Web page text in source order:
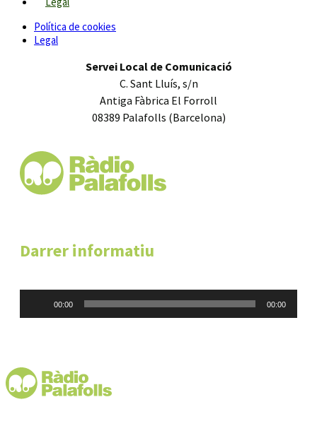
Política de cookies
Legal
Servei Local de Comunicació
C. Sant Lluís, s/n
Antiga Fàbrica El Forroll
08389 Palafolls (Barcelona)
Darrer informatiu
00:00 00:00